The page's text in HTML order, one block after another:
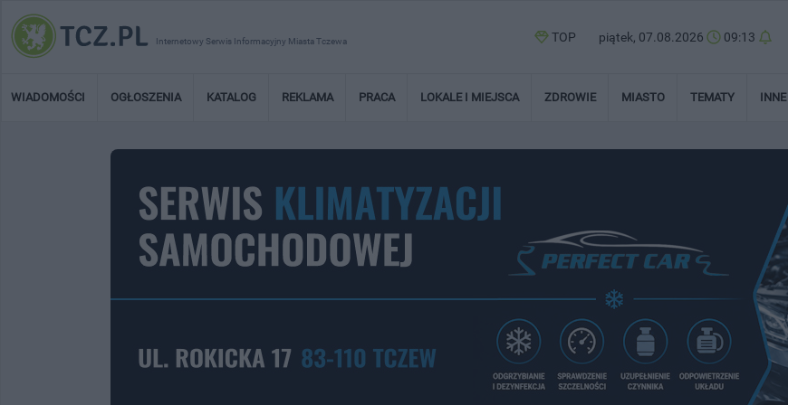
Internetowy Serwis Informacyjny Miasta Tczewa TOP piątek, 07.08.2026 09:13
WIADOMOŚCI OGŁOSZENIA KATALOG REKLAMA PRACA LOKALE I MIEJSCA ZDROWIE MIASTO TEMATY INNE